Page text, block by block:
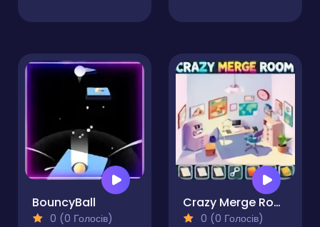
BouncyBall
0 (0 Голосів)
Crazy Merge Room
0 (0 Голосів)